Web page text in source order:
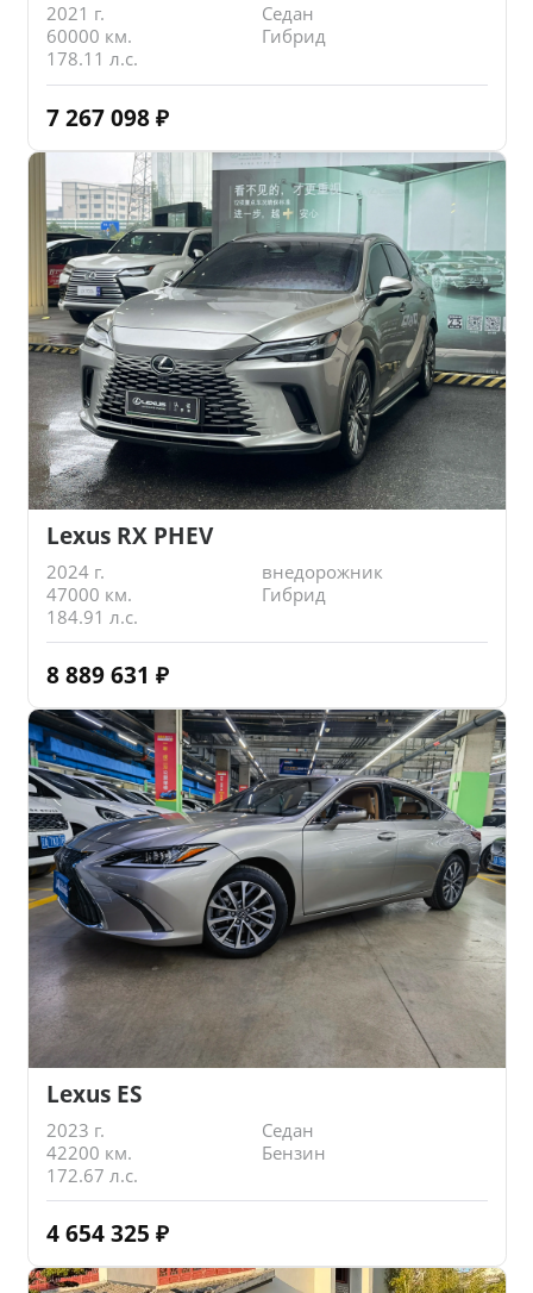
2021 г.
Седан
60000 км.
Гибрид
178.11 л.с.
7 267 098 ₽
Lexus RX PHEV
2024 г.
внедорожник
47000 км.
Гибрид
184.91 л.с.
8 889 631 ₽
Lexus ES
2023 г.
Седан
42200 км.
Бензин
172.67 л.с.
4 654 325 ₽